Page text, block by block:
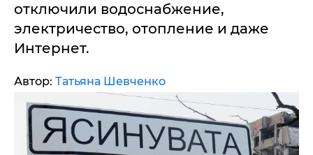
отключили водоснабжение,
электричество, отопление и даже
Интернет.
Автор: Татьяна Шевченко